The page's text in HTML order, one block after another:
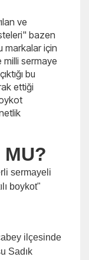
ve
bazen
markalar için
milli sermaye
bu
ettiği
MU?
sermayeli
boykot"
ilçesinde
Sadık